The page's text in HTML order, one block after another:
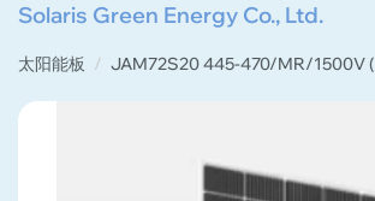
Solaris Green Energy Co., Ltd.
太阳能板 JAM72S20 445-470/MR/1500V